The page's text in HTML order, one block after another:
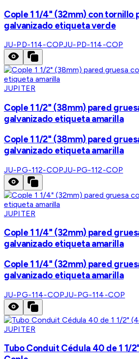
Cople 1 1/4" (32mm) con tornillo
galvanizado etiqueta verde
JU-PD-114-COPJU-PD-114-COP
JUPITER
Cople 1 1/2" (38mm) pared
galvanizado etiqueta amarilla
Cople 1 1/2" (38mm) pared
galvanizado etiqueta amarilla
JU-PG-112-COPJU-PG-112-COP
JUPITER
Cople 1 1/4" (32mm) pared
galvanizado etiqueta amarilla
Cople 1 1/4" (32mm) pared
galvanizado etiqueta amarilla
JU-PG-114-COPJU-PG-114-COP
JUPITER
Tubo Conduit Cédula 40 de 1 1/